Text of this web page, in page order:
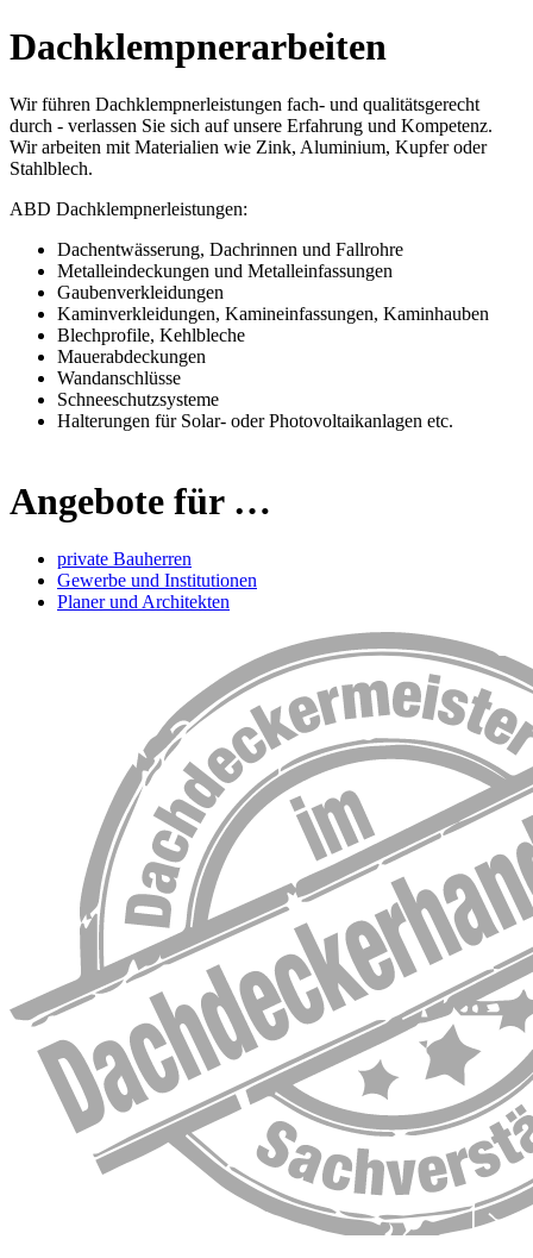
Dachklempnerarbeiten
Wir führen Dachklempnerleistungen fach- und qualitätsgerecht
durch - verlassen Sie sich auf unsere Erfahrung und Kompetenz.
Wir arbeiten mit Materialien wie Zink, Aluminium, Kupfer oder
Stahlblech.
ABD Dachklempnerleistungen:
Dachentwässerung, Dachrinnen und Fallrohre
Metalleindeckungen und Metalleinfassungen
Gaubenverkleidungen
Kaminverkleidungen, Kamineinfassungen, Kaminhauben
Blechprofile, Kehlbleche
Mauerabdeckungen
Wandanschlüsse
Schneeschutzsysteme
Halterungen für Solar- oder Photovoltaikanlagen etc.
Angebote für …
private Bauherren
Gewerbe und Institutionen
Planer und Architekten